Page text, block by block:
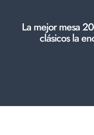
La mejor mesa
clásicos la